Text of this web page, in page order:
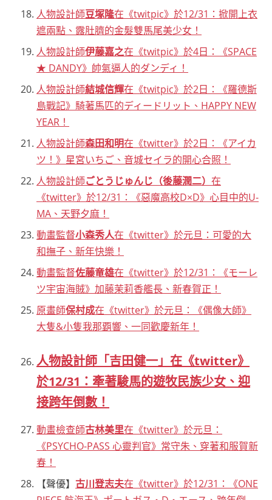
人物設計師豆塚隆在《twitpic》於12/31：掀開上衣
遮兩點、露肚臍的金髮雙馬尾美少女！
人物設計師伊藤嘉之在《twitpic》於4日：《SPACE
★ DANDY》帥氣逼人的ダンディ！
人物設計師結城信輝在《twitpic》於2日：《羅德斯
島戰記》騎著馬匹的ディードリット、HAPPY NEW
YEAR！
人物設計師森田和明在《twitter》於2日：《アイカ
ツ！》星宮いちご、音城セイラ的開心合照！
人物設計師ごとうじゅんじ（後藤潤二） 在
《twitter》於12/31：《惡魔高校D×D》心目中的U-
MA、天野夕麻！
動畫監督小森秀人在《twitter》於元旦：可愛的大
和撫子、新年快樂！
動畫監督佐藤竜雄在《twitter》於12/31：《モーレ
ツ宇宙海賊》加藤茉莉香艦長、新春賀正！
原畫師保村成在《twitter》於元旦：《偶像大師》
大隻&小隻我那覇響、一同歡慶新年！
人物設計師「吉田健一」在《twitter》
於12/31：牽著駿馬的遊牧民族少女、迎
接跨年倒數！
動畫檢查師古林美里在《twitter》於元旦：
《PSYCHO-PASS 心靈判官》常守朱、穿著和服賀新
春！
【聲優】 古川登志夫在《twitter》於12/31：《ONE